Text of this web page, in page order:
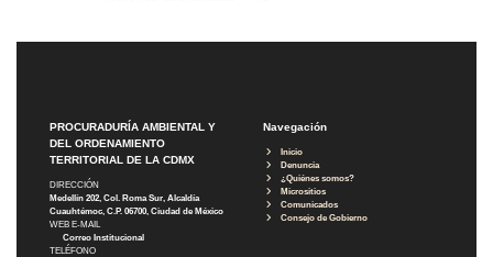
PROCURADURÍA AMBIENTAL Y
DEL ORDENAMIENTO
TERRITORIAL DE LA CDMX
DIRECCIÓN
Medellín 202, Col. Roma Sur, Alcaldía
Cuauhtémoc, C.P. 06700, Ciudad de México
WEB E-MAIL
Correo Institucional
TELÉFONO
Navegación
Inicio
Denuncia
¿Quiénes somos?
Micrositios
Comunicados
Consejo de Gobierno